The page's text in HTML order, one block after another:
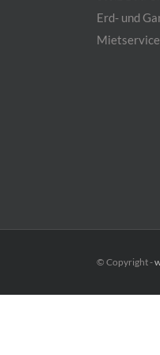
Erd- und
© Copyright -